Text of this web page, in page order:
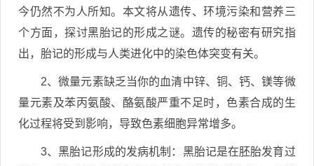
今仍然不为人所知。本文将从遗传、环境污染和营养三
个方面，探讨黑胎记的形成之谜。遗传的秘密有研究指
出，胎记的形成与人类进化中的染色体突变有关。
2、微量元素缺乏当你的血清中锌、铜、钙、镁等微
量元素及苯丙氨酸、酪氨酸严重不足时，色素合成的生
化过程将受到影响，导致色素细胞异常增多。
3、黑胎记形成的发病机制：黑胎记是在胚胎发育过